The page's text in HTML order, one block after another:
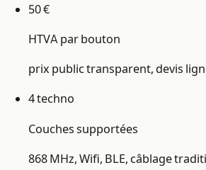
50 €
HTVA par bouton
prix public transparent, devis
4 techno
Couches supportées
868 MHz, Wifi, BLE, câblage